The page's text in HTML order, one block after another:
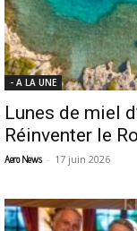
- A LA UNE
Lunes de miel
Réinventer le
Aero News - 17 juin 2026